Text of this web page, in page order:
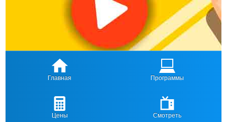
Главная Программы
Цены Смотреть